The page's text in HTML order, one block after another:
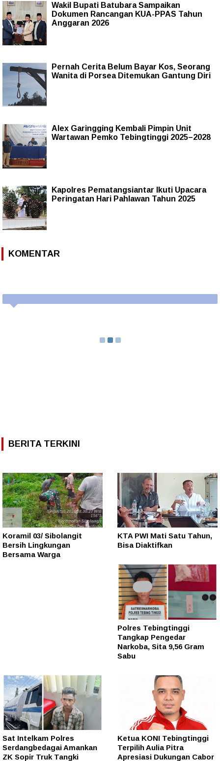
Wakil Bupati Batubara Sampaikan
Dokumen Rancangan KUA-PPAS Tahun
Anggaran 2026
Pernah Cerita Belum Bayar Kos, Seorang
Wanita di Porsea Ditemukan Gantung Diri
Alex Garingging Kembali Pimpin Unit
Wartawan Pemko Tebingtinggi 2025–2028
Kapolres Pematangsiantar Ikuti Upacara
Peringatan Hari Pahlawan Tahun 2025
KOMENTAR
BERITA TERKINI
Koramil 03/ Sibolangit
Bersih Lingkungan
Bersama Warga
KTA PWI Mati Satu Tahun,
Bisa Diaktifkan
Polres Tebingtinggi
Tangkap Pengedar
Narkoba, Sita 9,56 Gram
Sabu
Sat Intelkam Polres
Serdangbedagai Amankan
ZK Sopir Truk Tangki
Ketua KONI Tebingtinggi
Terpilih Aulia Pitra
Apresiasi Dukungan Cabor